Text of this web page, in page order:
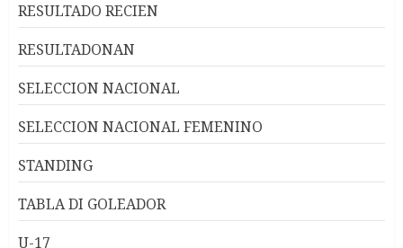
RESULTADO RECIEN
RESULTADONAN
SELECCION NACIONAL
SELECCION NACIONAL FEMENINO
STANDING
TABLA DI GOLEADOR
U-17